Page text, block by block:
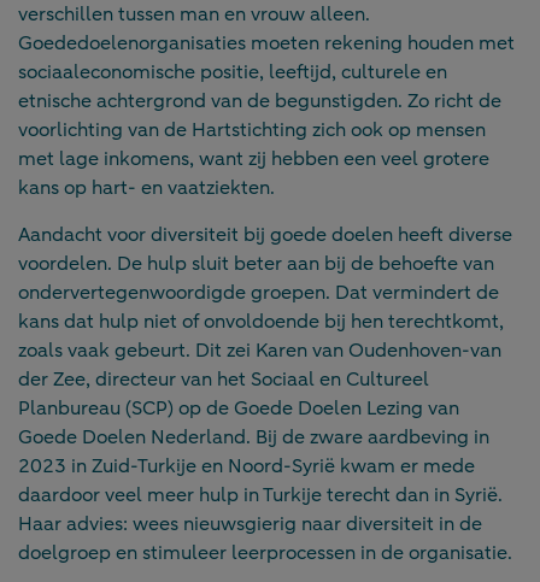
verschillen tussen man en vrouw alleen.
Goededoelenorganisaties moeten rekening houden met
sociaaleconomische positie, leeftijd, culturele en
etnische achtergrond van de begunstigden. Zo richt de
voorlichting van de Hartstichting zich ook op mensen
met lage inkomens, want zij hebben een veel grotere
kans op hart- en vaatziekten.
Aandacht voor diversiteit bij goede doelen heeft diverse
voordelen. De hulp sluit beter aan bij de behoefte van
ondervertegenwoordigde groepen. Dat vermindert de
kans dat hulp niet of onvoldoende bij hen terechtkomt,
zoals vaak gebeurt. Dit zei Karen van Oudenhoven-van
der Zee, directeur van het Sociaal en Cultureel
Planbureau (SCP) op de Goede Doelen Lezing van
Goede Doelen Nederland. Bij de zware aardbeving in
2023 in Zuid-Turkije en Noord-Syrië kwam er mede
daardoor veel meer hulp in Turkije terecht dan in Syrië.
Haar advies: wees nieuwsgierig naar diversiteit in de
doelgroep en stimuleer leerprocessen in de organisatie.